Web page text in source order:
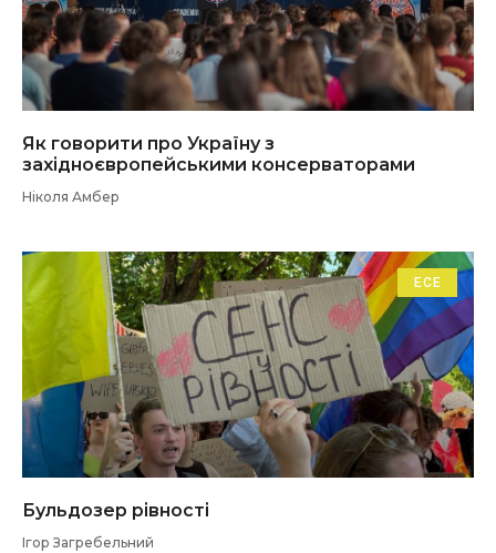
Як говорити про Україну з
західноєвропейськими консерваторами
Ніколя Амбер
ЕСЕ
Бульдозер рівності
Ігор Загребельний